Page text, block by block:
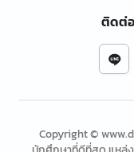
ติดต่อ
Copyright ©